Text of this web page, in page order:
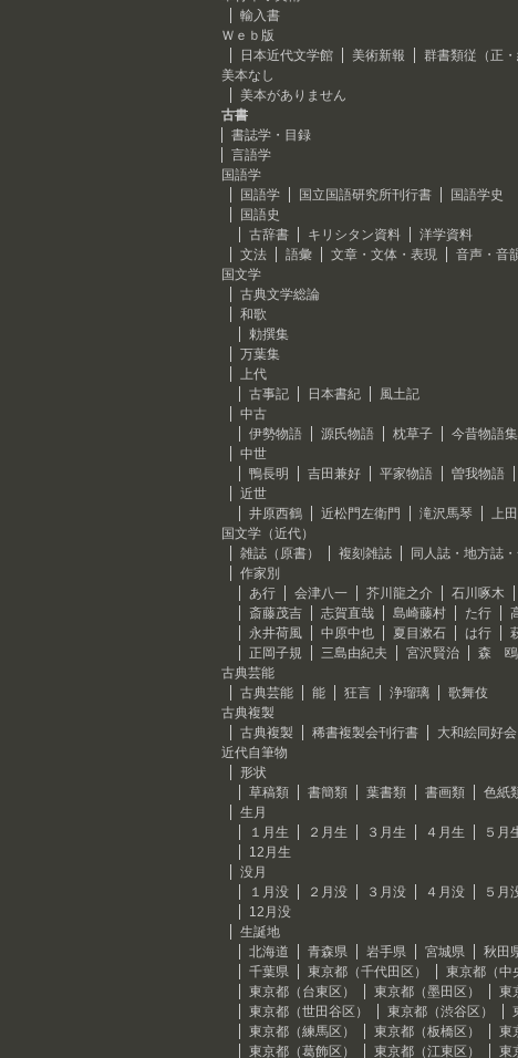
輸入書
Ｗｅｂ版
日本近代文学館
美術新報 群書類従（正・
美本なし
美本がありません
古書
書誌学・目録
言語学
国語学
国語学
国立国語研究所刊行書
国語学史
国語史
古辞書
キリシタン資料
洋学資料
文法
語彙 文章・文体・表現 音声・音
国文学
古典文学総論
和歌
勅撰集
万葉集
上代
古事記
日本書紀
風土記
中古
伊勢物語
源氏物語 枕草子
今昔物語集
中世
鴨長明
吉田兼好 平家物語 曽我物語
近世
井原西鶴
近松門左衛門 滝沢馬琴 上
国文学（近代）
雑誌（原書）
複刻雑誌 同人誌・地方誌
作家別
あ行
会津八一 芥川龍之介 石川啄木
斎藤茂吉
志賀直哉 島崎藤村 た行
永井荷風
中原中也 夏目漱石 は行
正岡子規
三島由紀夫 宮沢賢治 森 鴎
古典芸能
古典芸能
能 狂言 浄瑠璃
歌舞伎
古典複製
古典複製
稀書複製会刊行書 大和絵同好会
近代自筆物
形状
草稿類
書簡類 葉書類 書画類 色紙
生月
１月生
２月生 ３月生 ４月生 ５月
12月生
没月
１月没
２月没 ３月没 ４月没 ５月
12月没
生誕地
北海道
青森県 岩手県 宮城県 秋田
千葉県
東京都（千代田区） 東京都（中
東京都（台東区）
東京都（墨田区） 東
東京都（世田谷区）
東京都（渋谷区）
東京都（練馬区）
東京都（板橋区） 東
東京都（葛飾区）
東京都（江東区） 東